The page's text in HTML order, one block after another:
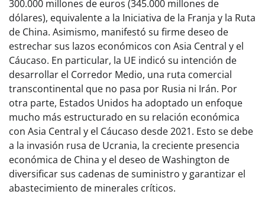
300.000 millones de euros (345.000 millones de
dólares), equivalente a la Iniciativa de la Franja y la Ruta
de China. Asimismo, manifestó su firme deseo de
estrechar sus lazos económicos con Asia Central y el
Cáucaso. En particular, la UE indicó su intención de
desarrollar el Corredor Medio, una ruta comercial
transcontinental que no pasa por Rusia ni Irán. Por
otra parte, Estados Unidos ha adoptado un enfoque
mucho más estructurado en su relación económica
con Asia Central y el Cáucaso desde 2021. Esto se debe
a la invasión rusa de Ucrania, la creciente presencia
económica de China y el deseo de Washington de
diversificar sus cadenas de suministro y garantizar el
abastecimiento de minerales críticos.